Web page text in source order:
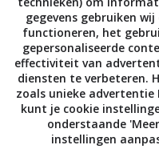
Rens Kroes. Meer
Powerfood (€19,99,
Rens Kroes? Ga naar
en YouTube .
Kroes, recepten
gegevens gebruiken
functioneren, het
gepersonaliseerde
effectiviteit van
diensten te verbeteren.
zoals unieke advertentie
kunt je cookie
onderstaande
instellingen